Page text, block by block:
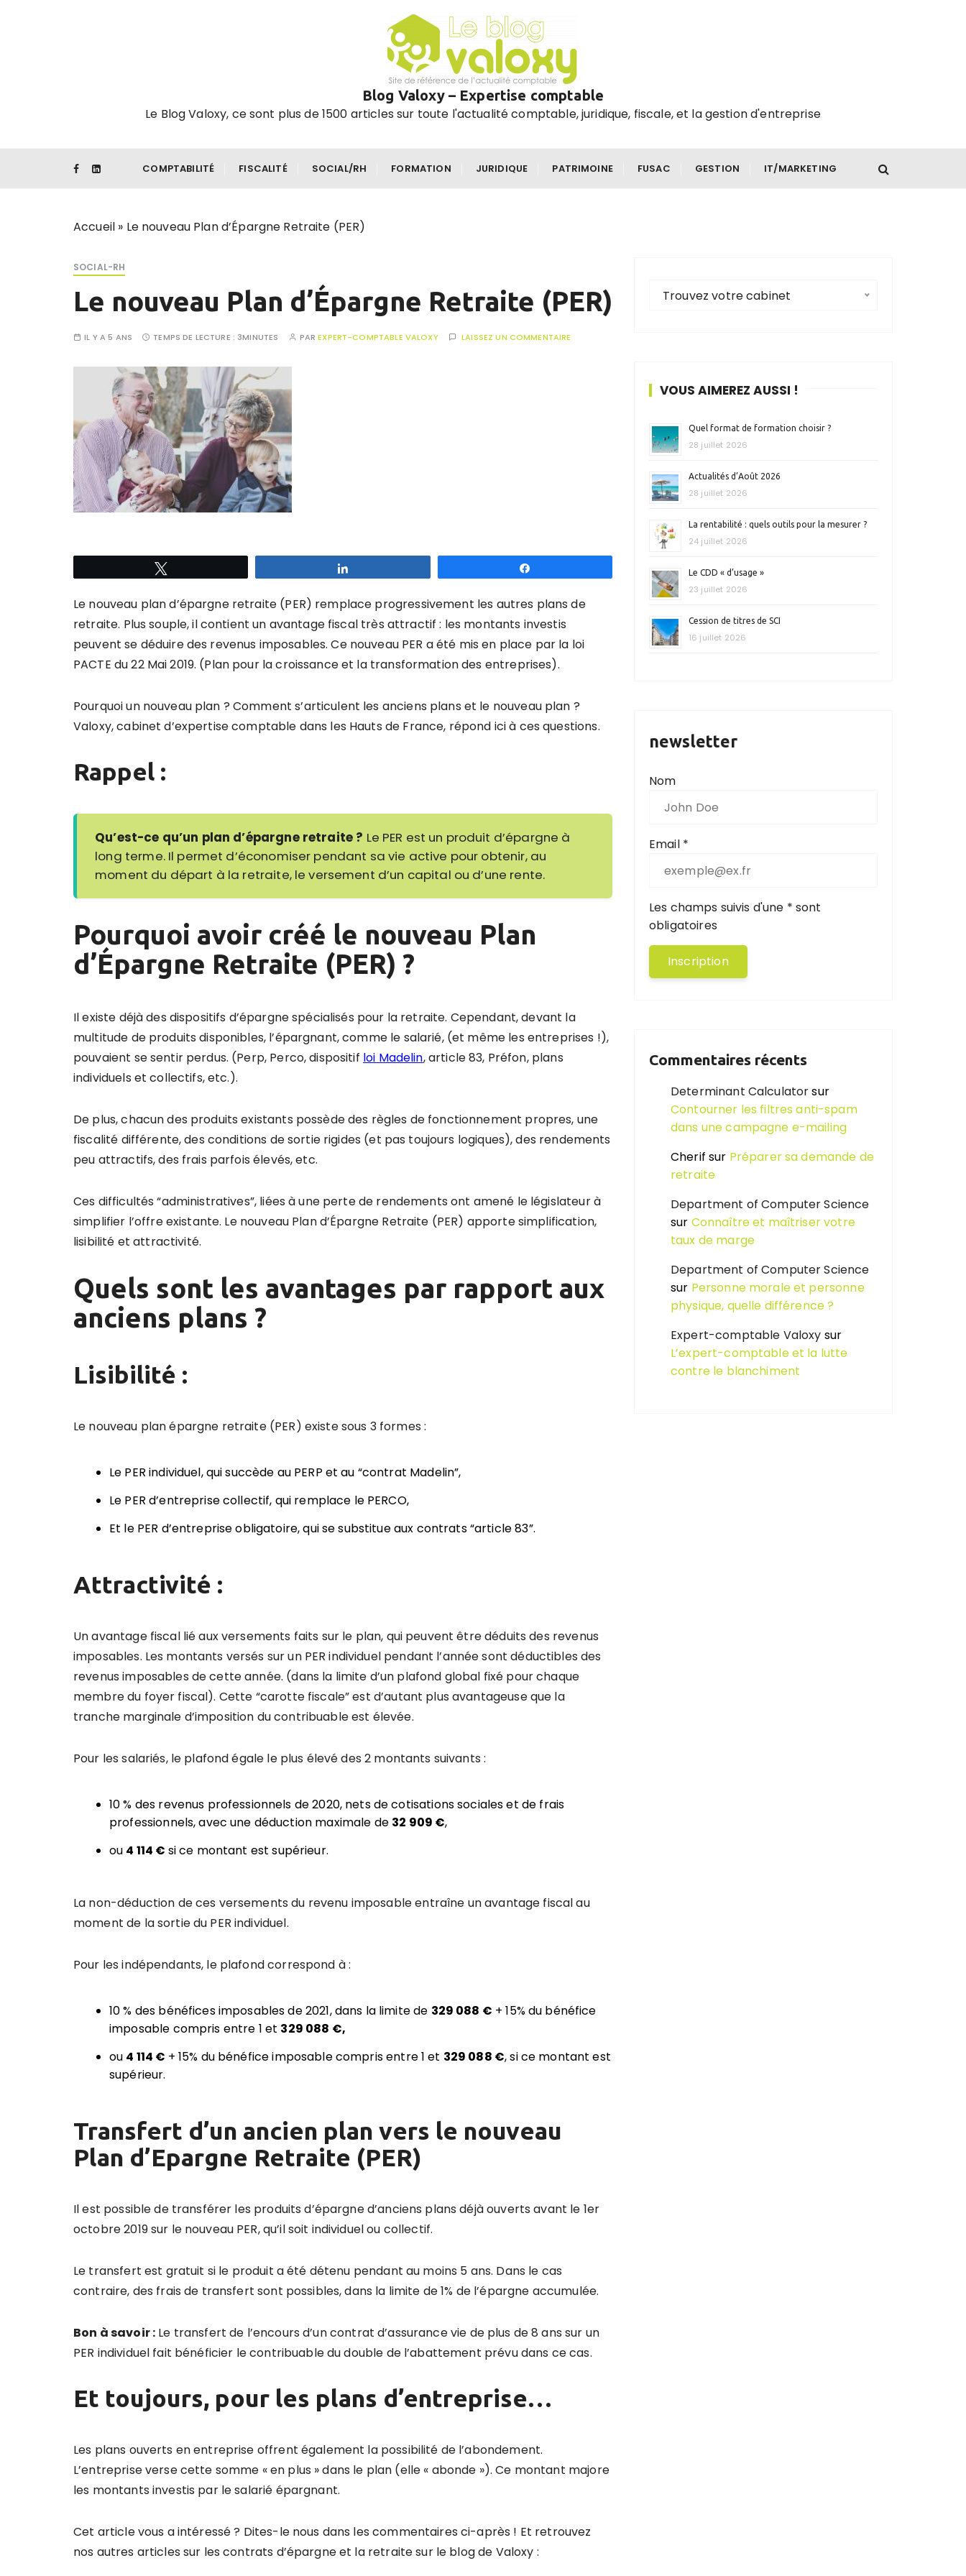
Blog Valoxy – Expertise comptable
Le Blog Valoxy, ce sont plus de 1500 articles sur toute l'actualité comptable, juridique, fiscale, et la gestion d'entreprise
COMPTABILITÉ FISCALITÉ SOCIAL/RH FORMATION JURIDIQUE PATRIMOINE FUSAC GESTION IT/MARKETING
Accueil » Le nouveau Plan d’Épargne Retraite (PER)
SOCIAL-RH
Le nouveau Plan d’Épargne Retraite (PER)
IL Y A 5 ANS TEMPS DE LECTURE : 3MINUTES PAREXPERT-COMPTABLE VALOXY LAISSEZ UN COMMENTAIRE
Le nouveau plan d’épargne retraite (PER) remplace progressivement les autres plans de
retraite. Plus souple, il contient un avantage fiscal très attractif : les montants investis
peuvent se déduire des revenus imposables. Ce nouveau PER a été mis en place par la loi
PACTE du 22 Mai 2019. (Plan pour la croissance et la transformation des entreprises).
Pourquoi un nouveau plan ? Comment s’articulent les anciens plans et le nouveau plan ?
Valoxy, cabinet d’expertise comptable dans les Hauts de France, répond ici à ces questions.
Rappel :
Qu’est-ce qu’un plan d’épargne retraite ? Le PER est un produit d’épargne à
long terme. Il permet d’économiser pendant sa vie active pour obtenir, au
moment du départ à la retraite, le versement d’un capital ou d’une rente.
Pourquoi avoir créé le nouveau Plan
d’Épargne Retraite (PER) ?
Il existe déjà des dispositifs d’épargne spécialisés pour la retraite. Cependant, devant la
multitude de produits disponibles, l’épargnant, comme le salarié, (et même les entreprises !),
pouvaient se sentir perdus. (Perp, Perco, dispositif loi Madelin, article 83, Préfon, plans
individuels et collectifs, etc.).
De plus, chacun des produits existants possède des règles de fonctionnement propres, une
fiscalité différente, des conditions de sortie rigides (et pas toujours logiques), des rendements
peu attractifs, des frais parfois élevés, etc.
Ces difficultés “administratives”, liées à une perte de rendements ont amené le législateur à
simplifier l’offre existante. Le nouveau Plan d’Épargne Retraite (PER) apporte simplification,
lisibilité et attractivité.
Quels sont les avantages par rapport aux
anciens plans ?
Lisibilité :
Le nouveau plan épargne retraite (PER) existe sous 3 formes :
Le PER individuel, qui succède au PERP et au “contrat Madelin”,
Le PER d’entreprise collectif, qui remplace le PERCO,
Et le PER d’entreprise obligatoire, qui se substitue aux contrats “article 83”.
Attractivité :
Un avantage fiscal lié aux versements faits sur le plan, qui peuvent être déduits des revenus
imposables. Les montants versés sur un PER individuel pendant l’année sont déductibles des
revenus imposables de cette année. (dans la limite d’un plafond global fixé pour chaque
membre du foyer fiscal). Cette “carotte fiscale” est d’autant plus avantageuse que la
tranche marginale d’imposition du contribuable est élevée.
Pour les salariés, le plafond égale le plus élevé des 2 montants suivants :
10 % des revenus professionnels de 2020, nets de cotisations sociales et de frais
professionnels, avec une déduction maximale de 32 909 €,
ou 4 114 € si ce montant est supérieur.
La non-déduction de ces versements du revenu imposable entraîne un avantage fiscal au
moment de la sortie du PER individuel.
Pour les indépendants, le plafond correspond à :
10 % des bénéfices imposables de 2021, dans la limite de 329 088 € + 15% du bénéfice
imposable compris entre 1 et 329 088 €,
ou 4 114 € + 15% du bénéfice imposable compris entre 1 et 329 088 €, si ce montant est
supérieur.
Transfert d’un ancien plan vers le nouveau
Plan d’Epargne Retraite (PER)
Il est possible de transférer les produits d’épargne d’anciens plans déjà ouverts avant le 1er
octobre 2019 sur le nouveau PER, qu’il soit individuel ou collectif.
Le transfert est gratuit si le produit a été détenu pendant au moins 5 ans. Dans le cas
contraire, des frais de transfert sont possibles, dans la limite de 1% de l’épargne accumulée.
Bon à savoir : Le transfert de l’encours d’un contrat d’assurance vie de plus de 8 ans sur un
PER individuel fait bénéficier le contribuable du double de l’abattement prévu dans ce cas.
Et toujours, pour les plans d’entreprise…
Les plans ouverts en entreprise offrent également la possibilité de l’abondement.
L’entreprise verse cette somme « en plus » dans le plan (elle « abonde »). Ce montant majore
les montants investis par le salarié épargnant.
Cet article vous a intéressé ? Dites-le nous dans les commentaires ci-après ! Et retrouvez
nos autres articles sur les contrats d’épargne et la retraite sur le blog de Valoxy :
Trouvez votre cabinet
VOUS AIMEREZ AUSSI !
Quel format de formation choisir ?
28 juillet 2026
Actualités d’Août 2026
28 juillet 2026
La rentabilité : quels outils pour la mesurer ?
24 juillet 2026
Le CDD « d’usage »
23 juillet 2026
Cession de titres de SCI
16 juillet 2026
newsletter
Nom
Email *
Les champs suivis d'une * sont
obligatoires
Commentaires récents
Determinant Calculatorsur
Contourner les filtres anti-spam
dans une campagne e-mailing
Cherif sur Préparer sa demande de
retraite
Department of Computer Science
sur Connaître et maîtriser votre
taux de marge
Department of Computer Science
sur Personne morale et personne
physique, quelle différence ?
Expert-comptable Valoxy sur
L’expert-comptable et la lutte
contre le blanchiment